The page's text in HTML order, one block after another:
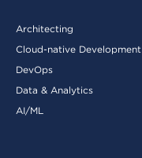
Architecting
Cloud-native Development
DevOps
Data & Analytics
AI/ML